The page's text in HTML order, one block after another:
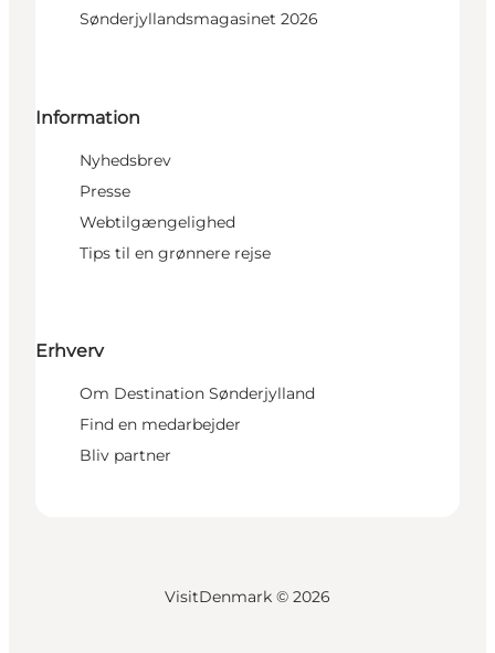
Sønderjyllandsmagasinet 2026
Information
Nyhedsbrev
Presse
Webtilgængelighed
Tips til en grønnere rejse
Erhverv
Om Destination Sønderjylland
Find en medarbejder
Bliv partner
VisitDenmark © 2026